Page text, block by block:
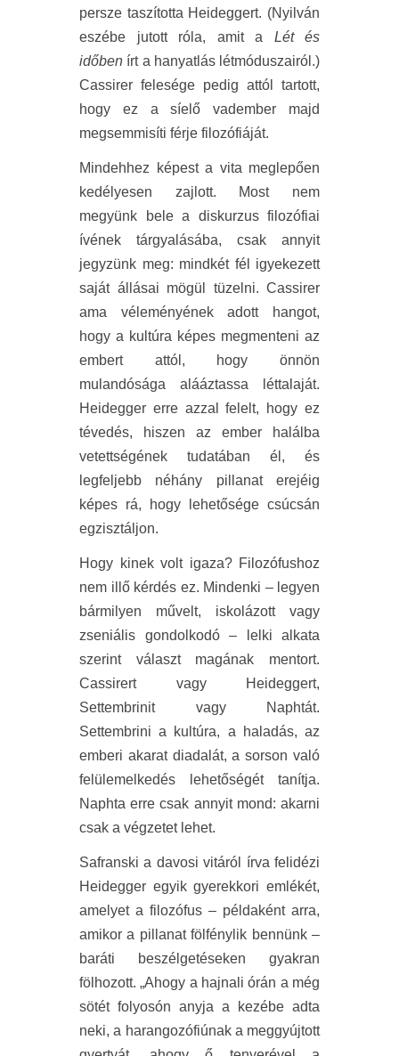
persze taszította Heideggert. (Nyilván
eszébe jutott róla, amit a Lét és
időben írt a hanyatlás létmóduszairól.)
Cassirer felesége pedig attól tartott,
hogy ez a síelő vadember majd
megsemmisíti férje filozófiáját.
Mindehhez képest a vita meglepően
kedélyesen zajlott. Most nem
megyünk bele a diskurzus filozófiai
ívének tárgyalásába, csak annyit
jegyzünk meg: mindkét fél igyekezett
saját állásai mögül tüzelni. Cassirer
ama véleményének adott hangot,
hogy a kultúra képes megmenteni az
embert attól, hogy önnön
mulandósága alááztassa léttalaját.
Heidegger erre azzal felelt, hogy ez
tévedés, hiszen az ember halálba
vetettségének tudatában él, és
legfeljebb néhány pillanat erejéig
képes rá, hogy lehetősége csúcsán
egzisztáljon.
Hogy kinek volt igaza? Filozófushoz
nem illő kérdés ez. Mindenki – legyen
bármilyen művelt, iskolázott vagy
zseniális gondolkodó – lelki alkata
szerint választ magának mentort.
Cassirert vagy Heideggert,
Settembrinit vagy Naphtát.
Settembrini a kultúra, a haladás, az
emberi akarat diadalát, a sorson való
felülemelkedés lehetőségét tanítja.
Naphta erre csak annyit mond: akarni
csak a végzetet lehet.
Safranski a davosi vitáról írva felidézi
Heidegger egyik gyerekkori emlékét,
amelyet a filozófus – példaként arra,
amikor a pillanat fölfénylik bennünk –
baráti beszélgetéseken gyakran
fölhozott. „Ahogy a hajnali órán a még
sötét folyosón anyja a kezébe adta
neki, a harangozófiúnak a meggyújtott